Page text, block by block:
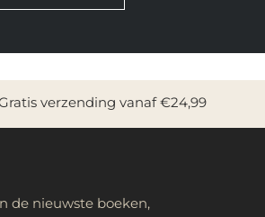
verzending vanaf €24,99
de nieuwste boeken,